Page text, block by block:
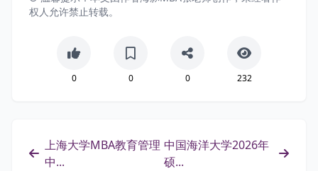
权人允许禁止转载。
0 0 0 232
上海大学MBA教育管理
中...
中国海洋大学2026年
硕...